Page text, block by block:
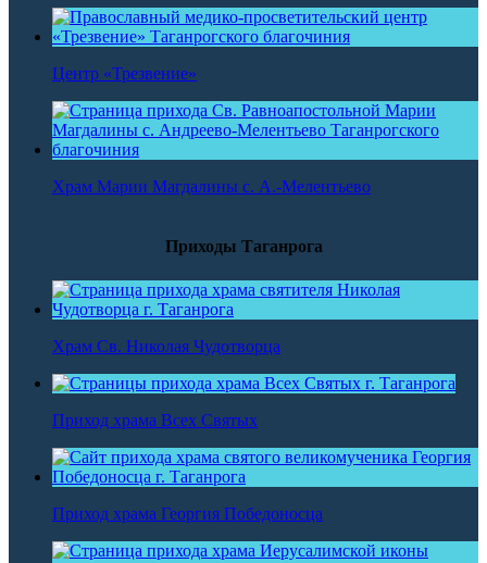
Центр «Трезвение»
Храм Марии Магдалины с. А.-Мелентьево
Приходы Таганрога
Храм Св. Николая Чудотворца
Приход храма Всех Святых
Приход храма Георгия Победоносца